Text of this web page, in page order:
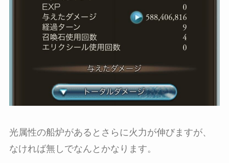
光属性の船炉があるとさらに火力が伸びますが、
なければ無しでなんとかなります。